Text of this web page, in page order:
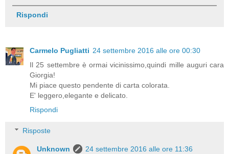
Rispondi
Carmelo Pugliatti 24 settembre 2016 alle ore 00:30
Il 25 settembre è ormai vicinissimo,quindi mille auguri cara
Giorgia!
Mi piace questo pendente di carta colorata.
E' leggero,elegante e delicato.
Rispondi
Risposte
Unknown
24 settembre 2016 alle ore 11:36